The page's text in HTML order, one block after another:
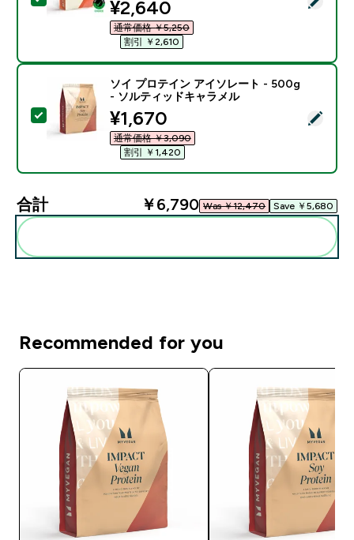
discounted price
¥2,640‎
通常価格 ￥5,250‎
割引 ￥2,610‎
この商品を選択 - ソイ プロテイン アイソレート -
ソイ プロテイン アイソレート - 500g
- ソルティッドキャラメル
discounted price
¥1,670‎
通常価格 ￥3,090‎
割引 ￥1,420‎
合計 ￥6,790‎ Was ￥12,470‎ Save ￥5,680‎
Recommended for you